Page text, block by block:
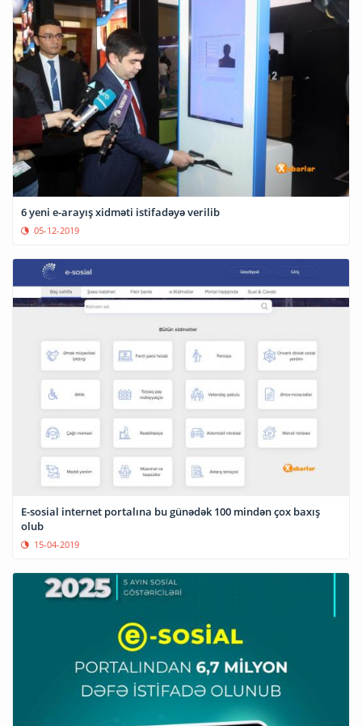
6 yeni e-arayış xidməti istifadəyə verilib
05-12-2019
E-sosial internet portalına bu günədək 100 mindən çox baxış
olub
15-04-2019